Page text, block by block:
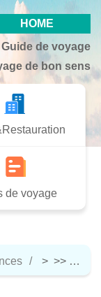
HOME
Guide de voyage
de bon sens
de voyage
> >> Hôtel